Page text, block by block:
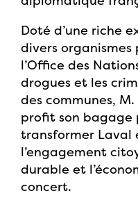
Doté d’une riche
divers
l’Office des
drogues et les
des communes,
profit son bagage
transformer Laval
l’engagement
durable et
concert.